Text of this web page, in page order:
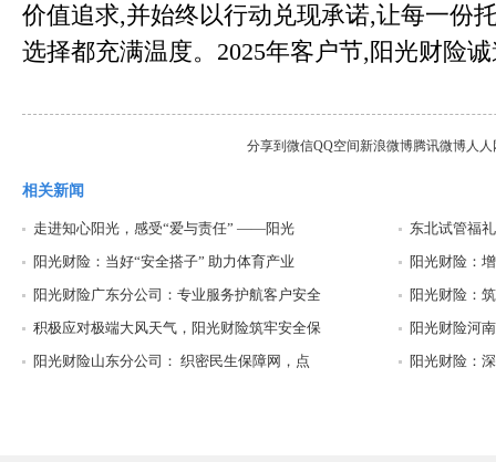
价值追求,并始终以行动兑现承诺,让每一份
选择都充满温度。2025年客户节,阳光财险
分享到 微信QQ空间新浪微博腾讯微博人人
相关新闻
走进知心阳光，感受“爱与责任” ——阳光
东北试管福
阳光财险：当好“安全搭子” 助力体育产业
阳光财险：
阳光财险广东分公司：专业服务护航客户安全
阳光财险：
积极应对极端大风天气，阳光财险筑牢安全保
阳光财险河
阳光财险山东分公司： 织密民生保障网，点
阳光财险：